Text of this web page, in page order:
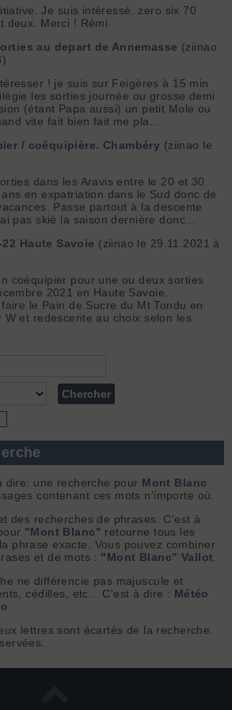
Je suis intéressé. zero six 70
deux. Merci ! Rémi
au depart de Annemasse (ziinao
! je suis sur Feigères à 15 min
les sorties journée ou grosse demi
(étant Papa aussi) un petit Mole ou
vite fait bien fait me pla...
/ coéquipière. Chambéry (ziinao le
dans les Aravis entre le 20 et 30
en expatriation dans le Sud donc de
Passe partout à la descente
pas skié la saison dernière donc...
Haute Savoie (ziinao le 29.11.2021 à
coéquipier pour une ou deux sorties
2021 en Haute Savoie.
le Pain de Sucre du Mt Tondu en
W et redescente au choix selon les
dire: une recherche pour Mont Blanc
contenant ces mots n'importe où.
des recherches de phrases. C'est à
"Mont Blanc" retourne tous les
phrase exacte. Vous pouvez combiner
et de mots : "Mont Blanc" Vallot
ne différencie pas majuscule et
cédilles, etc... C'est à dire : Météo
lettres sont écartés de la recherche.